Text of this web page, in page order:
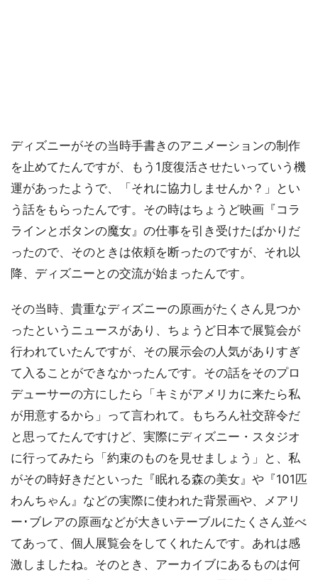
ディズニーがその当時手書きのアニメーションの制作
を止めてたんですが、もう1度復活させたいっていう機
運があったようで、「それに協力しませんか？」とい
う話をもらったんです。その時はちょうど映画『コラ
ラインとボタンの魔女』の仕事を引き受けたばかりだ
ったので、そのときは依頼を断ったのですが、それ以
降、ディズニーとの交流が始まったんです。
その当時、貴重なディズニーの原画がたくさん見つか
ったというニュースがあり、ちょうど日本で展覧会が
行われていたんですが、その展示会の人気がありすぎ
て入ることができなかったんです。その話をそのプロ
デューサーの方にしたら「キミがアメリカに来たら私
が用意するから」って言われて。もちろん社交辞令だ
と思ってたんですけど、実際にディズニー・スタジオ
に行ってみたら「約束のものを見せましょう」と、私
がその時好きだといった『眠れる森の美女』や『101匹
わんちゃん』などの実際に使われた背景画や、メアリ
ー･ブレアの原画などが大きいテーブルにたくさん並べ
てあって、個人展覧会をしてくれたんです。あれは感
激しましたね。そのとき、アーカイブにあるものは何